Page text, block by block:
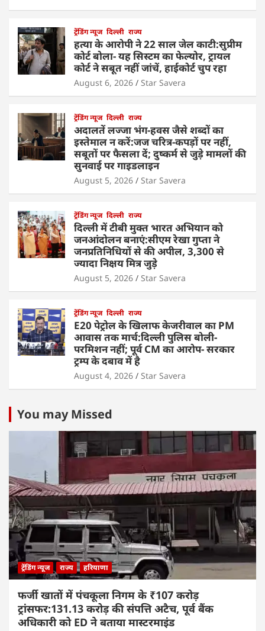
ट्रेंडिंग न्यूज दिल्ली राज्य
हत्या के आरोपी ने 22 साल जेल काटी:सुप्रीम
कोर्ट बोला- यह सिस्टम का फेल्योर, ट्रायल
कोर्ट ने सबूत नहीं जांचें, हाईकोर्ट चुप रहा
August 6, 2026 Star Savera
ट्रेंडिंग न्यूज दिल्ली राज्य
अदालतें लज्जा भंग-हवस जैसे शब्दों का
इस्तेमाल न करें:जज चरित्र-कपड़ों पर नहीं,
सबूतों पर फैसला दें; दुष्कर्म से जुड़े मामलों की
सुनवाई पर गाइडलाइन
August 5, 2026 Star Savera
ट्रेंडिंग न्यूज दिल्ली राज्य
दिल्ली में टीबी मुक्त भारत अभियान को
जनआंदोलन बनाएं:सीएम रेखा गुप्ता ने
जनप्रतिनिधियों से की अपील, 3,300 से
ज्यादा निक्षय मित्र जुड़े
August 5, 2026 Star Savera
ट्रेंडिंग न्यूज दिल्ली राज्य
E20 पेट्रोल के खिलाफ केजरीवाल का PM
आवास तक मार्च:दिल्ली पुलिस बोली-
परमिशन नहीं; पूर्व CM का आरोप- सरकार
ट्रम्प के दबाव में है
August 4, 2026 Star Savera
You may Missed
ट्रेंडिंग न्यूज राज्य हरियाणा
फर्जी खातों में पंचकूला निगम के ₹107 करोड़
ट्रांसफर:131.13 करोड़ की संपत्ति अटैच, पूर्व बैंक
अधिकारी को ED ने बताया मास्टरमाइंड